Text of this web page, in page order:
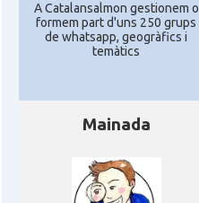
A Catalansalmon gestionem o
formem part d'uns 250 grups
de whatsapp, geogràfics i
temàtics
Mainada